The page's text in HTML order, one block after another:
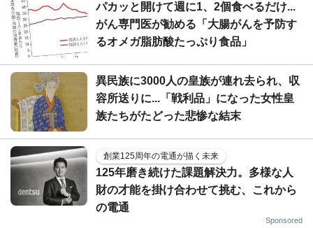
パカッと開けて週に1、2個食べるだけ...
がん専門医が勧める「大腸がんを予防す
るオメガ脂肪酸たっぷり食品」
異民族に3000人の皇族が連れ去られ、収
容所送りに...「戦利品」になった女性皇
族たちがたどった悲惨な結末
創業125周年の電通が描く未来
125年磨き続けた課題解決力。多様な人
財の才能を掛け合わせて挑む、これから
の電通
Sponsored